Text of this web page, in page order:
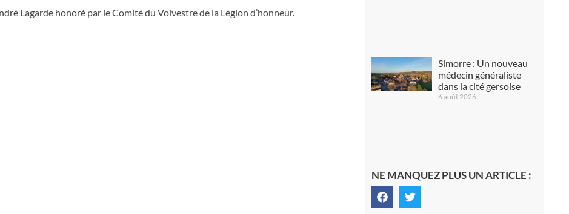
Lagarde honoré par le Comité du Volvestre de la Légion d’honneur.
Simorre : Un nouveau
médecin généraliste
dans la cité gersoise
6 août 2026
NE MANQUEZ PLUS UN ARTICLE :